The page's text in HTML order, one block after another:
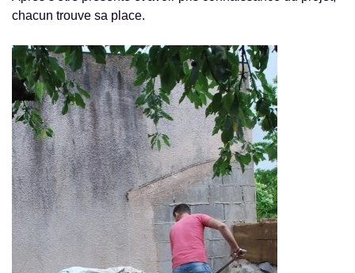
chacun trouve sa place.